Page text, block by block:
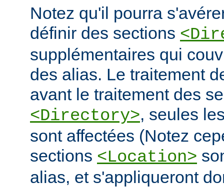
Notez qu'il pourra
définir des sections
supplémentaires qui
des alias. Le traitement
avant le traitement des
<Directory>, seules
sont affectées (Notez
sections <Location>
alias, et s'appliqueront